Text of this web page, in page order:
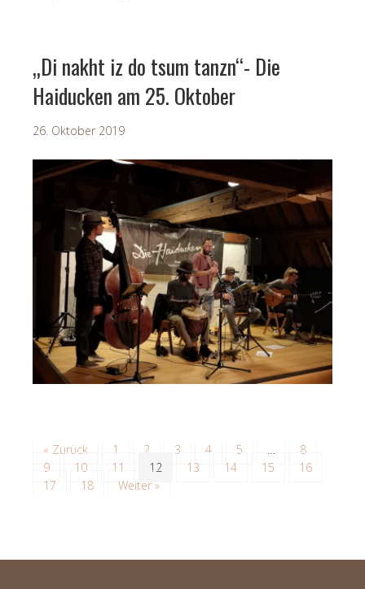
„Di nakht iz do tsum tanzn“- Die
Haiducken am 25. Oktober
26. Oktober 2019
« Zurück 1 2 3 4 5 …
8
9
10 11 12 13 14 15
16
17
18 Weiter »